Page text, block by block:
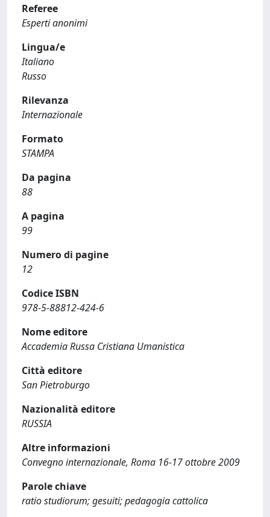
Referee
Esperti anonimi
Lingua/e
Italiano
Russo
Rilevanza
Internazionale
Formato
STAMPA
Da pagina
88
A pagina
99
Numero di pagine
12
Codice ISBN
978-5-88812-424-6
Nome editore
Accademia Russa Cristiana Umanistica
Città editore
San Pietroburgo
Nazionalità editore
RUSSIA
Altre informazioni
Convegno internazionale, Roma 16-17 ottobre 2009
Parole chiave
ratio studiorum; gesuiti; pedagogia cattolica